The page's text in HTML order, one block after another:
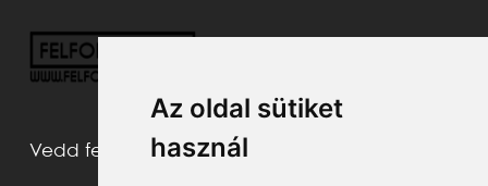
Az oldal sütiket
használ
Vedd fel velünk a kapcsolatot